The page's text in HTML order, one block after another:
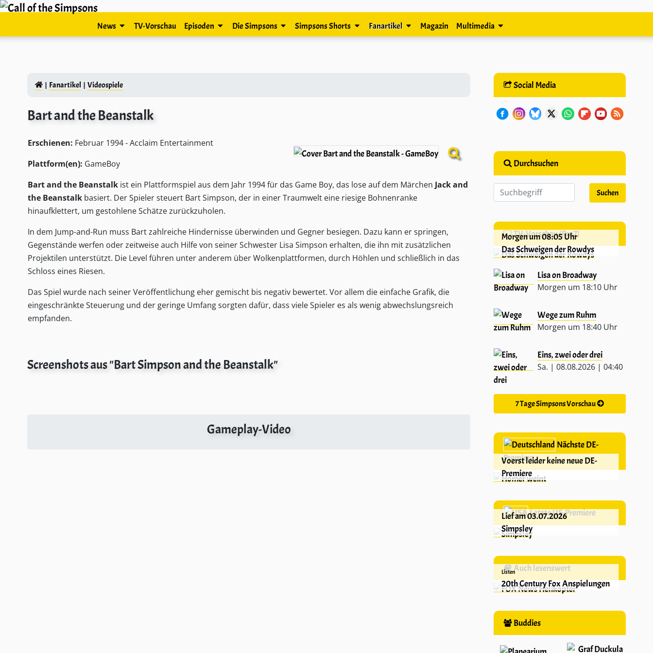
News TV-Vorschau Episoden Die Simpsons Simpsons Shorts Fanartikel Magazin Multimedia
Fanartikel Videospiele
Bart and the Beanstalk
Erschienen: Februar 1994 - Acclaim Entertainment
Plattform(en): GameBoy
Bart and the Beanstalk ist ein Plattformspiel aus dem Jahr 1994 für das Game Boy, das lose auf dem Märchen Jack and
the Beanstalk basiert. Der Spieler steuert Bart Simpson, der in einer Traumwelt eine riesige Bohnenranke
hinaufklettert, um gestohlene Schätze zurückzuholen.
In dem Jump-and-Run muss Bart zahlreiche Hindernisse überwinden und Gegner besiegen. Dazu kann er springen,
Gegenstände werfen oder zeitweise auch Hilfe von seiner Schwester Lisa Simpson erhalten, die ihn mit zusätzlichen
Projektilen unterstützt. Die Level führen unter anderem über Wolkenplattformen, durch Höhlen und schließlich in das
Schloss eines Riesen.
Das Spiel wurde nach seiner Veröffentlichung eher gemischt bis negativ bewertet. Vor allem die einfache Grafik, die
eingeschränkte Steuerung und der geringe Umfang sorgten dafür, dass viele Spieler es als wenig abwechslungsreich
empfanden.
Screenshots aus "Bart Simpson and the Beanstalk"
Gameplay-Video
Social Media
Durchsuchen
TV-Vorschau (Pro7)
Morgen um 08:05 Uhr
Das Schweigen der Rowdys
Lisa on Broadway
Morgen um 18:10 Uhr
Wege zum Ruhm
Morgen um 18:40 Uhr
Eins, zwei oder drei
Sa. | 08.08.2026 | 04:40
7 Tage Simpsons Vorschau
Nächste DE-
Premiere
Voerst leider keine neue DE-
Premiere
Letzte US-Premiere
Lief am 03.07.2026
Simpsley
Auch lesenswert
Listen
20th Century Fox Anspielungen
Buddies